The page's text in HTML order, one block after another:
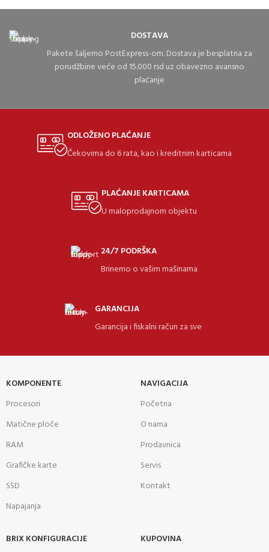
DOSTAVA
Pakete šaljemo PostExpress-om. Dostava je besplatna za
porudžbine veće od 15.000 rsd uz obavezno avansno
plaćanje
ODLOŽENO PLAĆANJE
Čekovima do 6 rata, kao i kreditnim karticama
PLAĆANJE KARTICAMA
U maloprodajnom objektu
24/7 PODRŠKA
Brinemo o vašim mašinama
GARANCIJA
Garancija i fiskalni račun za sve
KOMPONENTE
Procesori
Matične ploče
RAM
Grafičke karte
SSD
Napajanja
NAVIGACIJA
Početna
O nama
Prodavnica
Servis
Kontakt
BRIX KONFIGURACIJE
KUPOVINA